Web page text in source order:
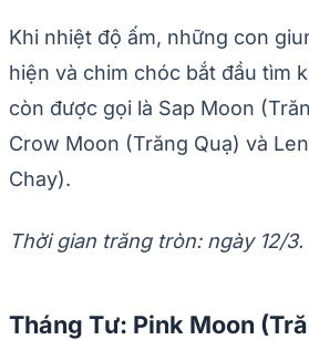
Khi nhiệt độ ấm, những con
hiện và chim chóc bắt đầu tìm
còn được gọi là Sap Moon
Crow Moon (Trăng Quạ) và
Chay).
Thời gian trăng tròn: ngày 12/3.
Tháng Tư: Pink Moon